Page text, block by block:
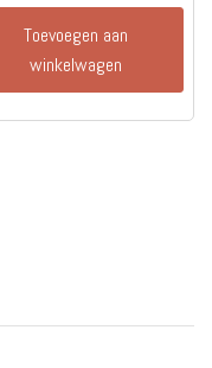
Toevoegen aan
winkelwagen